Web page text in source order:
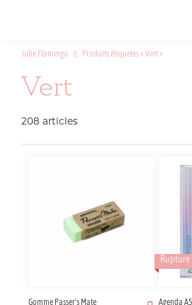
le
Voyage
Julie Flamingo Produits étiquetés « Vert »
Vert
208 articles
Gomme Passer's Mate
Rupture
Agenda